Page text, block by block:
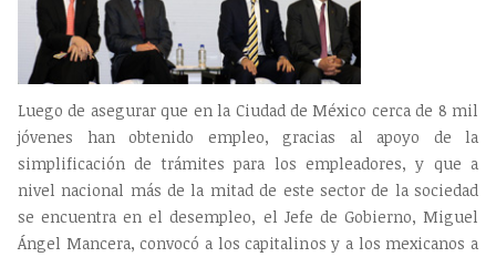
Luego de asegurar que en la Ciudad de México cerca de 8 mil
jóvenes han obtenido empleo, gracias al apoyo de la
simplificación de trámites para los empleadores, y que a
nivel nacional más de la mitad de este sector de la sociedad
se encuentra en el desempleo, el Jefe de Gobierno, Miguel
Ángel Mancera, convocó a los capitalinos y a los mexicanos a